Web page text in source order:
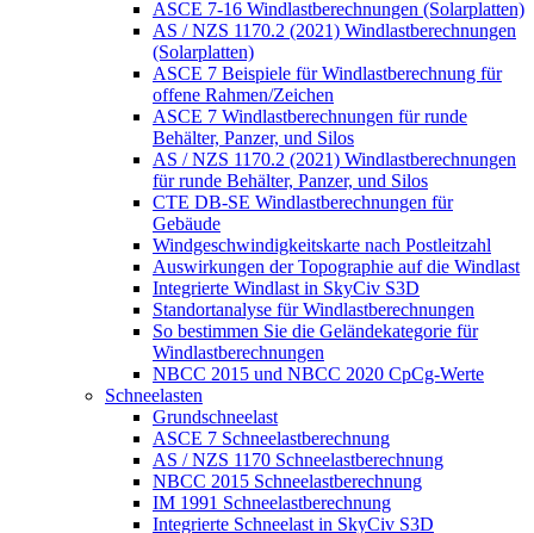
ASCE 7-16 Windlastberechnungen (Solarplatten)
AS / NZS 1170.2 (2021) Windlastberechnungen
(Solarplatten)
ASCE 7 Beispiele für Windlastberechnung für
offene Rahmen/Zeichen
ASCE 7 Windlastberechnungen für runde
Behälter, Panzer, und Silos
AS / NZS 1170.2 (2021) Windlastberechnungen
für runde Behälter, Panzer, und Silos
CTE DB-SE Windlastberechnungen für
Gebäude
Windgeschwindigkeitskarte nach Postleitzahl
Auswirkungen der Topographie auf die Windlast
Integrierte Windlast in SkyCiv S3D
Standortanalyse für Windlastberechnungen
So bestimmen Sie die Geländekategorie für
Windlastberechnungen
NBCC 2015 und NBCC 2020 CpCg-Werte
Schneelasten
Grundschneelast
ASCE 7 Schneelastberechnung
AS / NZS 1170 Schneelastberechnung
NBCC 2015 Schneelastberechnung
IM 1991 Schneelastberechnung
Integrierte Schneelast in SkyCiv S3D